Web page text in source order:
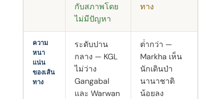
กับสภาพโดย
ไม่มีปัญหา
ทาง
ความ
หนา
แน่น
ของเส้น
ทาง
ระดับปาน
กลาง — KGL
ไม่ว่าง
Gangabal
และ Warwan
ต่ํากว่า —
Markha เห็น
นักเดินป่า
นานาชาติ
น้อยลง